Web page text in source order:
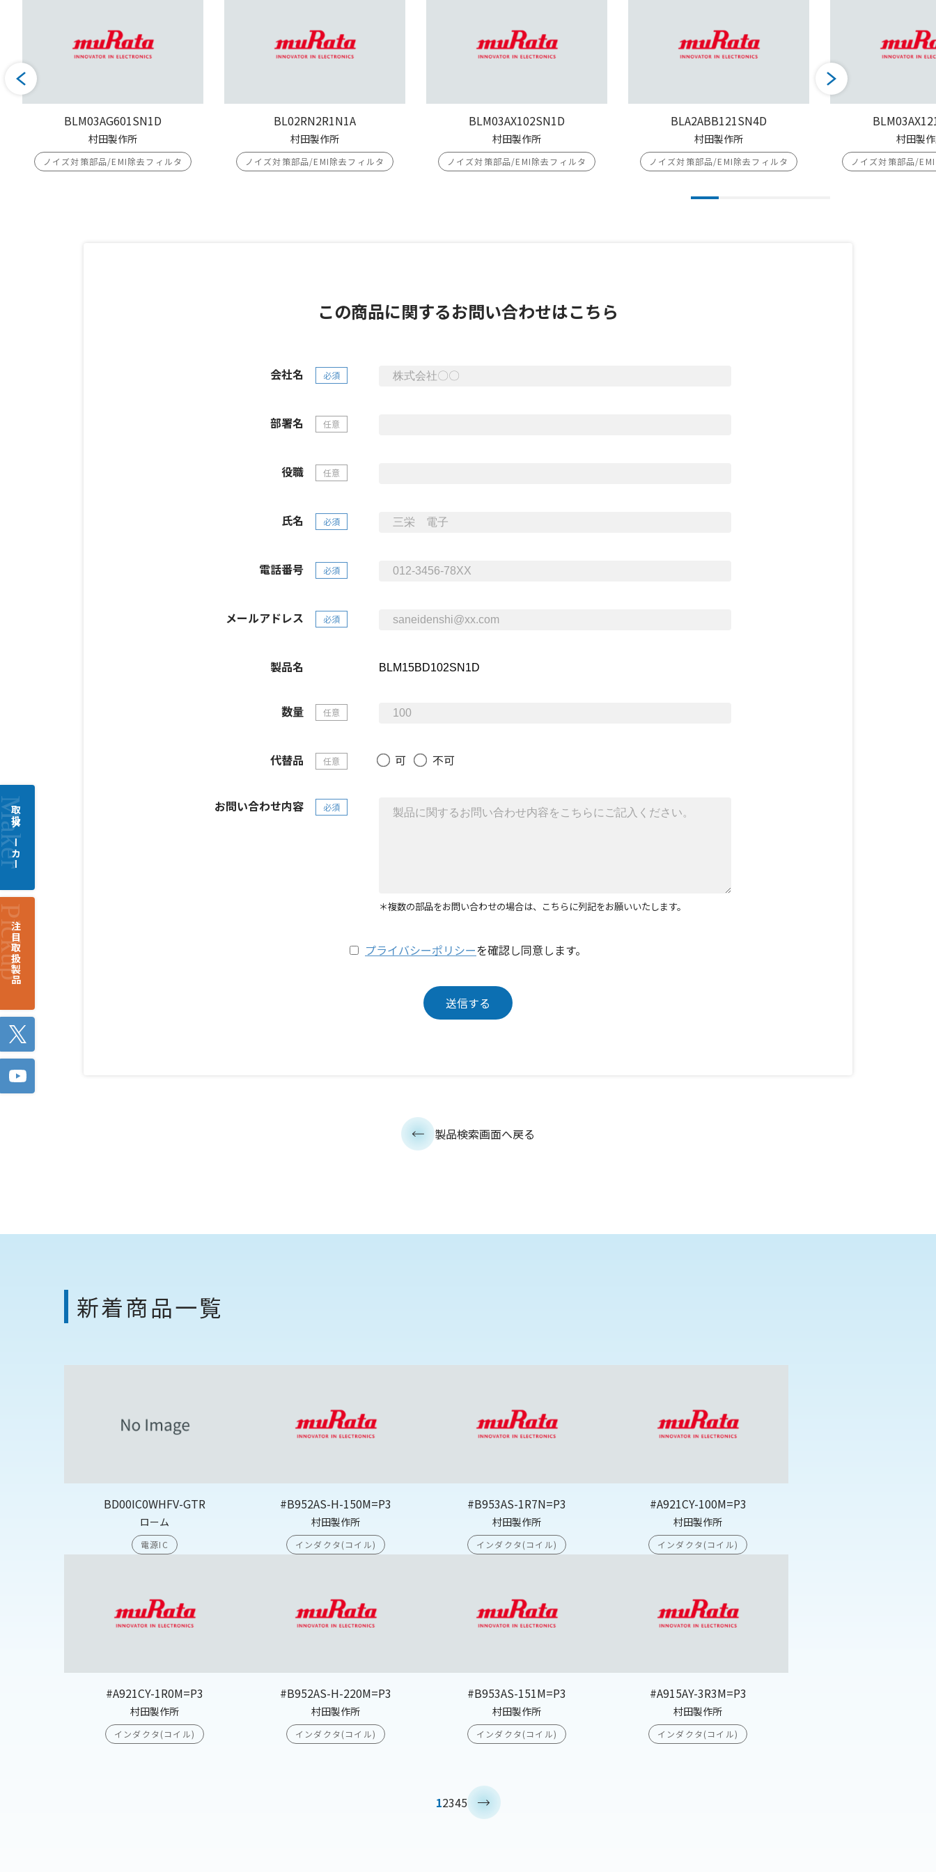
BLM03AG601SN1D
村田製作所
ノイズ対策部品/EMI除去フィルタ
BL02RN2R1N1A
村田製作所
ノイズ対策部品/EMI除去フィルタ
BLM03AX102SN1D
村田製作所
ノイズ対策部品/EMI除去フィルタ
BLA2ABB121SN4D
村田製作所
ノイズ対策部品/EMI除去フィルタ
村田製
ノイズ対策部品/
この商品に関するお問い合わせはこちら
会社名 必須
部署名 任意
役職 任意
氏名 必須
電話番号 必須
メールアドレス 必須
製品名
数量 任意
代替品 任意 可 不可
お問い合わせ内容 必須
＊複数の部品をお問い合わせの場合は、こちらに列記をお願いいたします。
プライバシーポリシーを確認し同意します。
製品検索画面へ戻る
新着商品一覧
BD00IC0WHFV-GTR
ローム
電源IC
#B952AS-H-150M=P3
村田製作所
インダクタ(コイル)
#B953AS-1R7N=P3
村田製作所
インダクタ(コイル)
#A921CY-100M=P3
村田製作所
インダクタ(コイル)
#A921CY-1R0M=P3
村田製作所
インダクタ(コイル)
#B952AS-H-220M=P3
村田製作所
インダクタ(コイル)
#B953AS-151M=P3
村田製作所
インダクタ(コイル)
#A915AY-3R3M=P3
村田製作所
インダクタ(コイル)
12345
取扱メーカー
注目取扱製品